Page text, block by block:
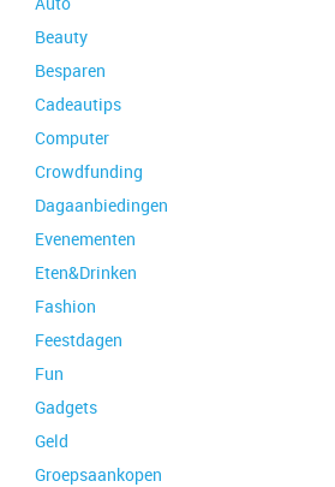
Auto
Beauty
Besparen
Cadeautips
Computer
Crowdfunding
Dagaanbiedingen
Evenementen
Eten&Drinken
Fashion
Feestdagen
Fun
Gadgets
Geld
Groepsaankopen